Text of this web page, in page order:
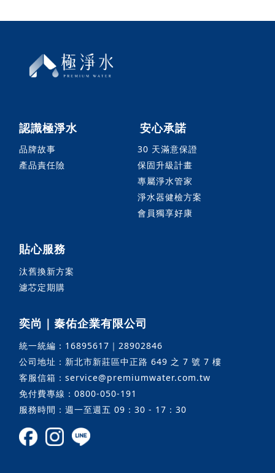
認識極淨水
品牌故事
產品責任險
安心承諾
30 天滿意保證
保固升級計畫
專屬淨水管家
淨水器健檢方案
會員獨享好康
貼心服務
汰舊換新方案
濾芯定期購
奕尚｜秦佑企業有限公司
統一統編：16895617｜28902846
公司地址：新北市新莊區中正路 649 之 7 號 7 樓
客服信箱：service@premiumwater.com.tw
免付費專線：0800-050-191
服務時間：週一至週五 09：30 - 17：30